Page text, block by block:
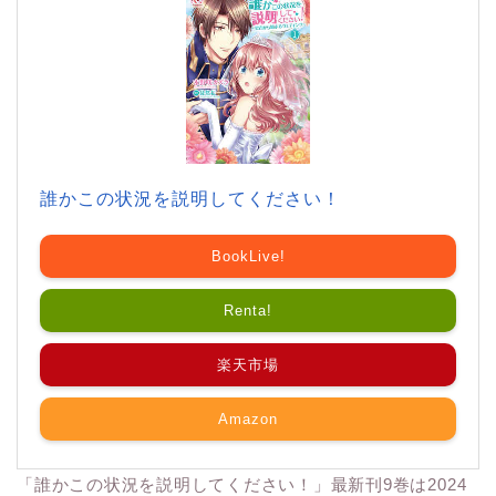
誰かこの状況を説明してください！
BookLive!
Renta!
楽天市場
Amazon
「誰かこの状況を説明してください！」最新刊9巻は2024